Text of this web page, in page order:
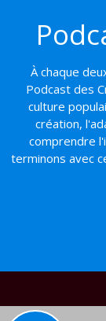
contenuÀ chaque
Podcast des
culture
création,
comprendre
terminons avec